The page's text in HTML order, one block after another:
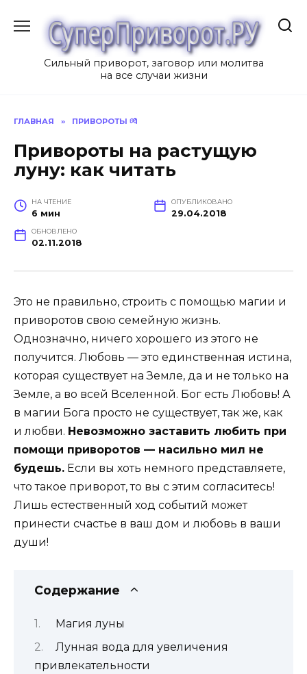
содержанию
Сильный приворот, заговор или молитва
на все случаи жизни
ГЛАВНАЯ » ПРИВОРОТЫ 💏
Привороты на растущую
луну: как читать
НА ЧТЕНИЕ
6 мин
ОПУБЛИКОВАНО
29.04.2018
ОБНОВЛЕНО
02.11.2018
Это не правильно, строить с помощью магии и
приворотов свою семейную жизнь.
Однозначно, ничего хорошего из этого не
получится. Любовь — это единственная истина,
которая существует на Земле, да и не только на
Земле, а во всей Вселенной. Бог есть Любовь! А
в магии Бога просто не существует, так же, как
и любви. Невозможно заставить любить при
помощи приворотов — насильно мил не
будешь. Если вы хоть немного представляете,
что такое приворот, то вы с этим согласитесь!
Лишь естественный ход событий может
принести счастье в ваш дом и любовь в ваши
души!
Содержание
Магия луны
Лунная вода для увеличения
привлекательности